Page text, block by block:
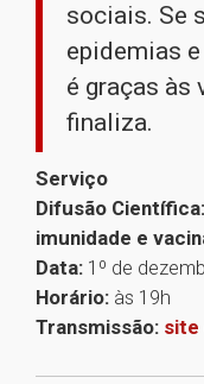
sociais. Se
epidemias
é graças às
finaliza.
Serviço
Difusão
imunidade e
Data: 1º de
Horário: às 19h
Transmissão: site